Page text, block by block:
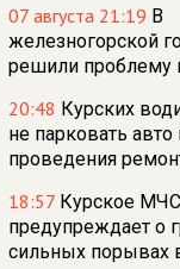
07 августа 21:19 В
железногорской
решили проблему
20:48 Курских
не парковать авто
проведения
18:57 Курское МЧС
предупреждает о
сильных порывах